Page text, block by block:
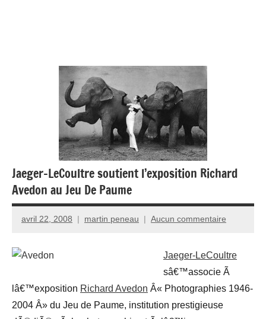
Jaeger-LeCoultre soutient l’exposition Richard
Avedon au Jeu De Paume
avril 22, 2008 martin peneau Aucun commentaire
Jaeger-LeCoultre
sâ€™associe Ã
lâ€™exposition Richard Avedon Â« Photographies 1946-
2004 Â» du Jeu de Paume, institution prestigieuse